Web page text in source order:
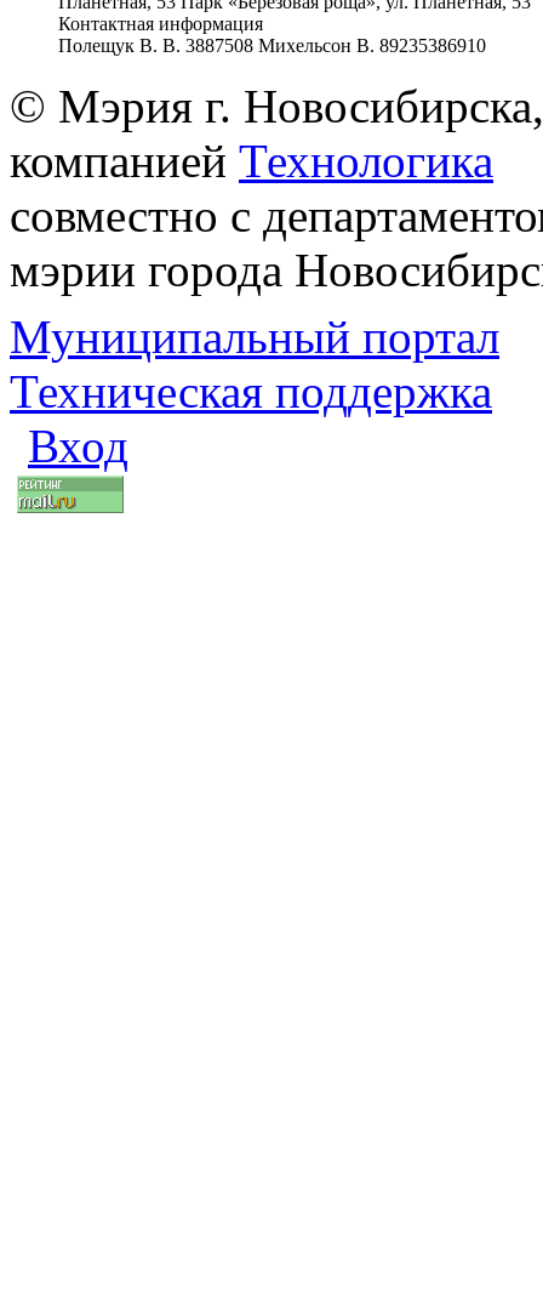
Контактная информация
Полещук В. В. 3887508 Михельсон В. 89235386910
© Мэрия г.
компанией Технологика
совместно с
мэрии города
Муниципальный портал
Техническая поддержка
Вход